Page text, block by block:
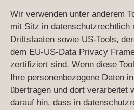
Wir verwenden unter anderem
mit Sitz in datenschutzrechtlich
Drittstaaten sowie US-Tools,
dem EU-US-Data Privacy
zertifiziert sind. Wenn diese
Ihre personenbezogene Daten
übertragen und dort verarbeitet
darauf hin, dass in